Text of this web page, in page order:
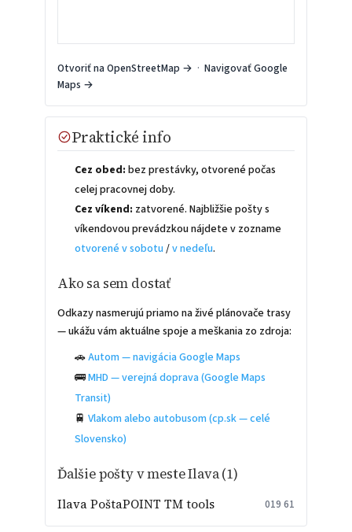
Otvoriť na OpenStreetMap → · Navigovať Google
Maps →
Praktické info
Cez obed: bez prestávky, otvorené počas
celej pracovnej doby.
Cez víkend: zatvorené. Najbližšie pošty s
víkendovou prevádzkou nájdete v zozname
otvorené v sobotu /v nedeľu.
Ako sa sem dostať
Odkazy nasmerujú priamo na živé plánovače trasy
— ukážu vám aktuálne spoje a meškania zo zdroja:
🚗Autom — navigácia Google Maps
🚌MHD — verejná doprava (Google Maps
Transit)
🚆Vlakom alebo autobusom (cp.sk — celé
Slovensko)
Ďalšie pošty v meste Ilava (1)
Ilava PoštaPOINT TM tools 019 61